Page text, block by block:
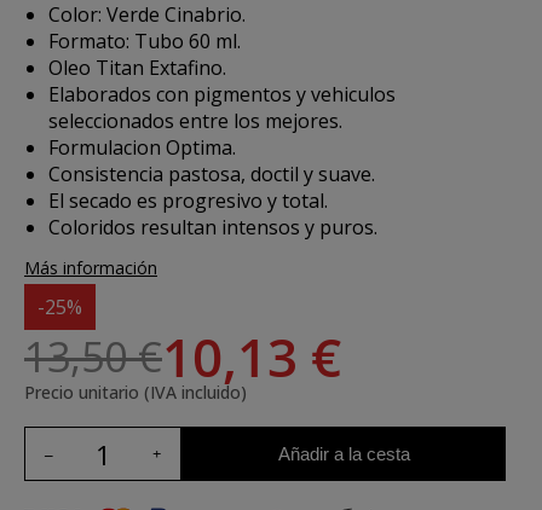
Color: Verde Cinabrio.
Formato: Tubo 60 ml.
Oleo Titan Extafino.
Elaborados con pigmentos y vehiculos
seleccionados entre los mejores.
Formulacion Optima.
Consistencia pastosa, doctil y suave.
El secado es progresivo y total.
Coloridos resultan intensos y puros.
Más información
-25%
13,50 €10,13 €
Precio unitario (IVA incluido)
Añadir a la cesta